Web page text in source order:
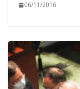
06/11/2016